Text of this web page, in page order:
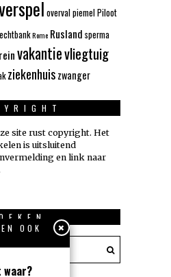
overvalpiemelPiloot
Rome Rusland sperma
vakantievliegtuig
ziekenhuiszwanger
site rust copyright. Het
is uitsluitend
en link naar
OOK
waar?